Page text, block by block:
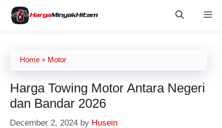
Skip
Home » Motor
Harga Towing Motor​ Antara Negeri
dan Bandar 2026
December 2, 2024 by Husein